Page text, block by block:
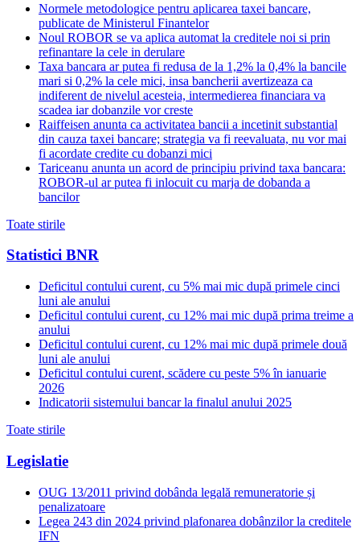
Normele metodologice pentru aplicarea taxei bancare,
publicate de Ministerul Finantelor
Noul ROBOR se va aplica automat la creditele noi si prin
refinantare la cele in derulare
Taxa bancara ar putea fi redusa de la 1,2% la 0,4% la bancile
mari si 0,2% la cele mici, insa bancherii avertizeaza ca
indiferent de nivelul acesteia, intermedierea financiara va
scadea iar dobanzile vor creste
Raiffeisen anunta ca activitatea bancii a incetinit substantial
din cauza taxei bancare; strategia va fi reevaluata, nu vor mai
fi acordate credite cu dobanzi mici
Tariceanu anunta un acord de principiu privind taxa bancara:
ROBOR-ul ar putea fi inlocuit cu marja de dobanda a
bancilor
Toate stirile
Statistici BNR
Deficitul contului curent, cu 5% mai mic după primele cinci
luni ale anului
Deficitul contului curent, cu 12% mai mic după prima treime a
anului
Deficitul contului curent, cu 12% mai mic după primele două
luni ale anului
Deficitul contului curent, scădere cu peste 5% în ianuarie
2026
Indicatorii sistemului bancar la finalul anului 2025
Toate stirile
Legislatie
OUG 13/2011 privind dobânda legală remuneratorie și
penalizatoare
Legea 243 din 2024 privind plafonarea dobânzilor la creditele
IFN